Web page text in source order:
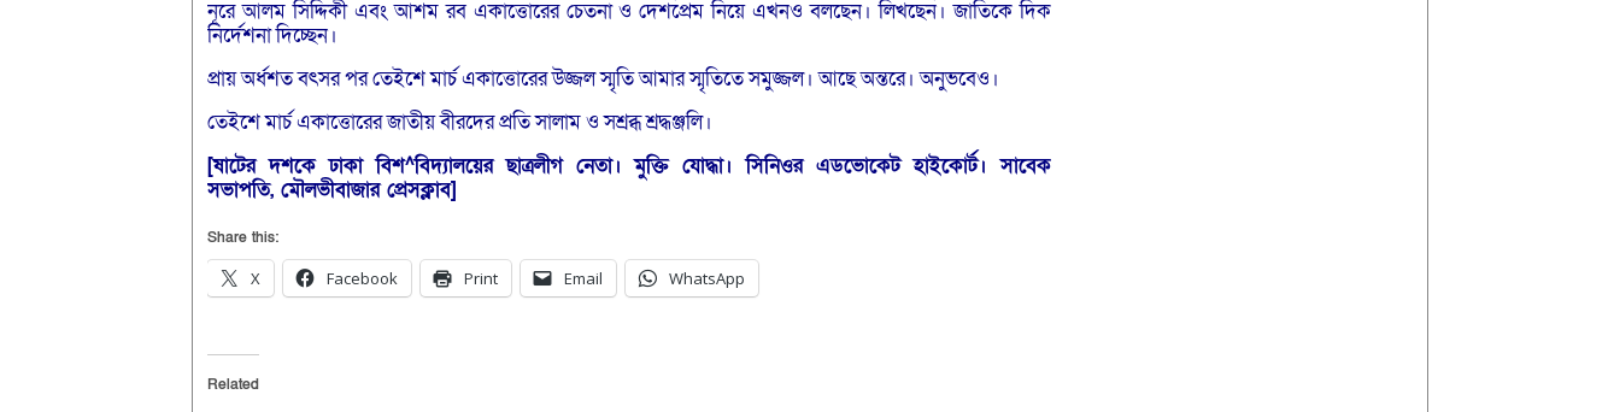
নূরে আলম সিদ্দিকী এবং আশম রব একাত্তোরের চেতনা ও দেশপ্রেম নিয়ে এখনও বলছেন। লিখছেন। জাতিকে দিক
নির্দেশনা দিচ্ছেন।
প্রায় অর্ধশত বৎসর পর তেইশে মার্চ একাত্তোরের উজ্জল স্মৃতি আমার স্মৃতিতে সমুজ্জল। আছে অন্তরে। অনুভবেও।
তেইশে মার্চ একাত্তোরের জাতীয় বীরদের প্রতি সালাম ও সশ্রব্ধ শ্রদ্ধঞ্জলি।
[ষাটের দশকে ঢাকা বিশ^বিদ্যালয়ের ছাত্রলীগ নেতা। মুক্তি যোদ্ধা। সিনিওর এডভোকেট হাইকোর্ট। সাবেক
সভাপতি, মৌলভীবাজার প্রেসক্লাব]
Share this:
X Facebook Print Email WhatsApp
Related